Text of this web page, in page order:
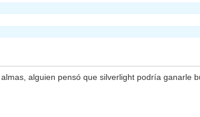
alguien pensó que silverlight podría ganarle